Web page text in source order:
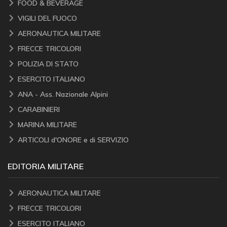
FOOD & BEVERAGE
VIGILI DEL FUOCO
AERONAUTICA MILITARE
FRECCE TRICOLORI
POLIZIA DI STATO
ESERCITO ITALIANO
ANA - Ass. Nazionale Alpini
CARABINIERI
MARINA MILITARE
ARTICOLI d'ONORE e di SERVIZIO
EDITORIA MILITARE
AERONAUTICA MILITARE
FRECCE TRICOLORI
ESERCITO ITALIANO